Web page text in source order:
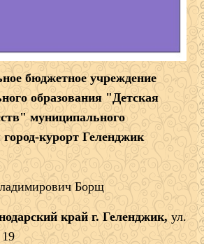
бюджетное учреждение
образования "Детская
муниципального
город-курорт Геленджик
Борщ
край г. Геленджик, ул.